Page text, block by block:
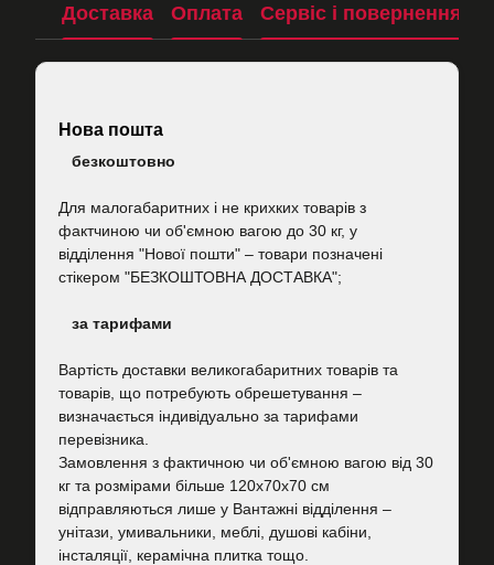
Доставка Оплата Сервіс і повернення
Нова пошта
безкоштовно
Для малогабаритних і не крихких товарів з
фактчиною чи об'ємною вагою до 30 кг, у
відділення "Нової пошти" – товари позначені
стікером "БЕЗКОШТОВНА ДОСТАВКА";
за тарифами
Вартість доставки великогабаритних товарів та
товарів, що потребують обрешетування –
визначається індивідуально за тарифами
перевізника.
Замовлення з фактичною чи об'ємною вагою від 30
кг та розмірами більше 120х70х70 см
відправляються лише у Вантажні відділення –
унітази, умивальники, меблі, душові кабіни,
інсталяції, керамічна плитка тощо.